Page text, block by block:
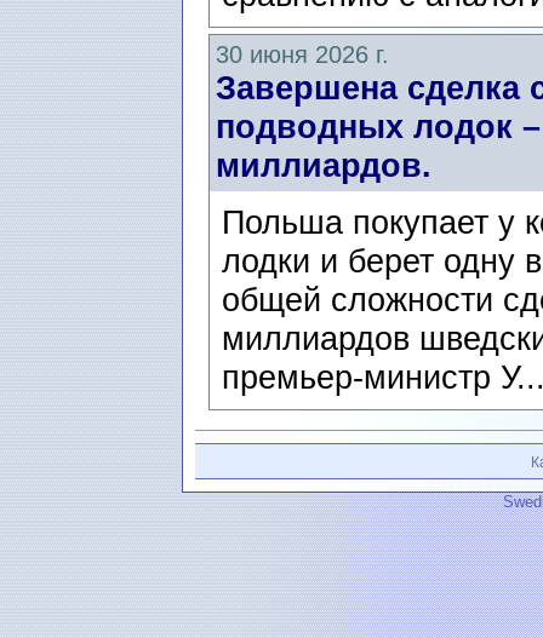
30 июня 2026 г.
Завершена сделка
подводных лодок
миллиардов.
Польша покупает у
лодки и берет одну
общей сложности
миллиардов
премьер-министр